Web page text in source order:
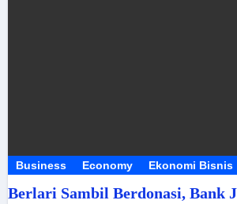
Business Economy Ekonomi Bisnis
Berlari Sambil Berdonasi, Bank